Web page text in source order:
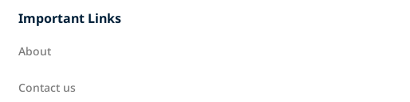
Important Links
About
Contact us